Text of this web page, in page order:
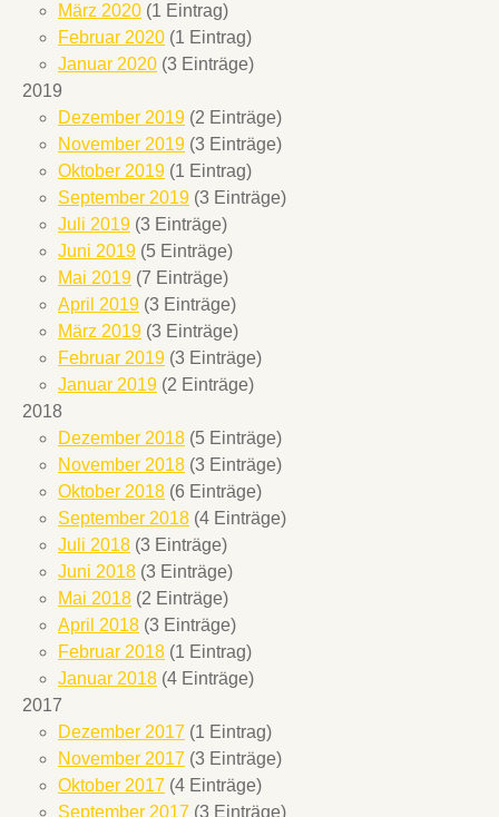
März 2020 (1 Eintrag)
Februar 2020 (1 Eintrag)
Januar 2020 (3 Einträge)
2019
Dezember 2019 (2 Einträge)
November 2019 (3 Einträge)
Oktober 2019 (1 Eintrag)
September 2019 (3 Einträge)
Juli 2019 (3 Einträge)
Juni 2019 (5 Einträge)
Mai 2019 (7 Einträge)
April 2019 (3 Einträge)
März 2019 (3 Einträge)
Februar 2019 (3 Einträge)
Januar 2019 (2 Einträge)
2018
Dezember 2018 (5 Einträge)
November 2018 (3 Einträge)
Oktober 2018 (6 Einträge)
September 2018 (4 Einträge)
Juli 2018 (3 Einträge)
Juni 2018 (3 Einträge)
Mai 2018 (2 Einträge)
April 2018 (3 Einträge)
Februar 2018 (1 Eintrag)
Januar 2018 (4 Einträge)
2017
Dezember 2017 (1 Eintrag)
November 2017 (3 Einträge)
Oktober 2017 (4 Einträge)
September 2017 (3 Einträge)